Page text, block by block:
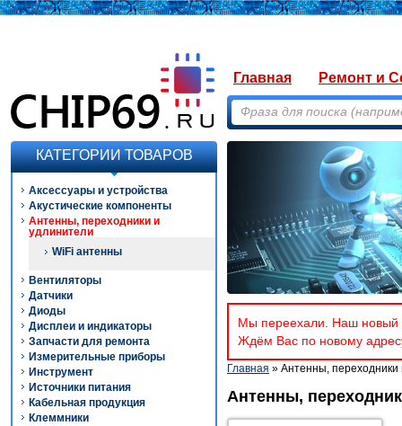
Главная Ремонт и
КАТЕГОРИИ ТОВАРОВ
Аксессуары и устройства
Акустические компоненты
Антенны, переходники и
удлинители
WiFi антенны
Вентиляторы
Датчики
Диоды
Дисплеи и индикаторы
Запчасти для ремонта
Измерительные приборы
Инструмент
Источники питания
Кабельная продукция
Клеммники
Мы переехали. Наш новый
Ждём Вас по новому
Главная » Антенны, переходники
Антенны,